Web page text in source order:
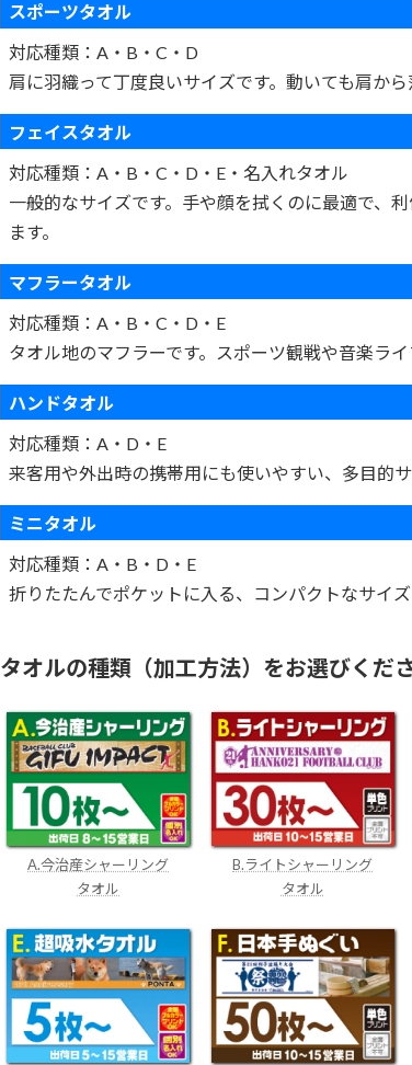
スポーツタオル
対応種類：A・B・C・D
肩に羽織って丁度良いサイズです。動いても肩か
フェイスタオル
対応種類：A・B・C・D・E・名入れタオル
一般的なサイズです。手や顔を拭くのに最適で、
ます。
マフラータオル
対応種類：A・B・C・D・E
タオル地のマフラーです。スポーツ観戦や音楽ライ
ハンドタオル
対応種類：A・D・E
来客用や外出時の携帯用にも使いやすい、多目的
ミニタオル
対応種類：A・B・D・E
折りたたんでポケットに入る、コンパクトなサイ
タオルの種類（加工方法）をお選びくださ
A.今治産シャーリング
タオル
B.ライトシャーリング
タオル